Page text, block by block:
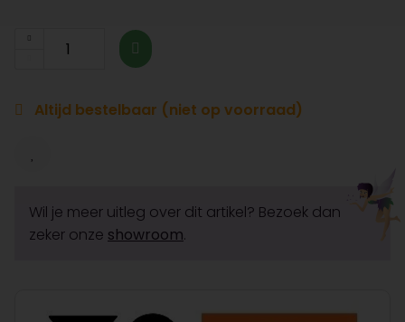
Altijd bestelbaar (niet op voorraad)
Wil je meer uitleg over dit artikel? Bezoek dan
zeker onze showroom.